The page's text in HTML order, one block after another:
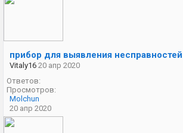
прибор для выявления несправностей
Vitaly16 20 апр 2020
Ответов:
Просмотров:
Molchun
20 апр 2020